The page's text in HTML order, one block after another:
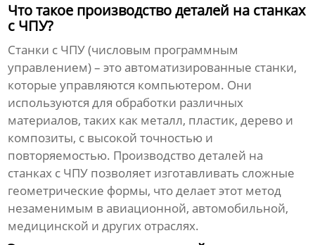
Что такое производство деталей на станках
с ЧПУ?
Станки с ЧПУ (числовым программным
управлением) – это автоматизированные станки,
которые управляются компьютером. Они
используются для обработки различных
материалов, таких как металл, пластик, дерево и
композиты, с высокой точностью и
повторяемостью. Производство деталей на
станках с ЧПУ позволяет изготавливать сложные
геометрические формы, что делает этот метод
незаменимым в авиационной, автомобильной,
медицинской и других отраслях.